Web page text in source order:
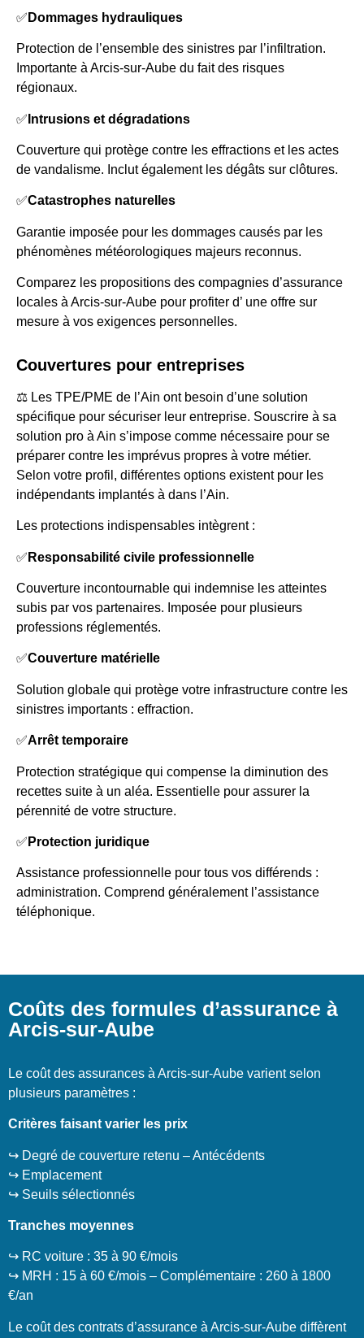
✅ Dommages hydrauliques
Protection de l’ensemble des sinistres par l’infiltration.
Importante à Arcis-sur-Aube du fait des risques
régionaux.
✅ Intrusions et dégradations
Couverture qui protège contre les effractions et les actes
de vandalisme. Inclut également les dégâts sur clôtures.
✅Catastrophes naturelles
Garantie imposée pour les dommages causés par les
phénomènes météorologiques majeurs reconnus.
Comparez les propositions des compagnies d’assurance
locales à Arcis-sur-Aube pour profiter d’ une offre sur
mesure à vos exigences personnelles.
Couvertures pour entreprises
⚖️ Les TPE/PME de l’Ain ont besoin d’une solution
spécifique pour sécuriser leur entreprise. Souscrire à sa
solution pro à Ain s’impose comme nécessaire pour se
préparer contre les imprévus propres à votre métier.
Selon votre profil, différentes options existent pour les
indépendants implantés à dans l’Ain.
Les protections indispensables intègrent :
✅ Responsabilité civile professionnelle
Couverture incontournable qui indemnise les atteintes
subis par vos partenaires. Imposée pour plusieurs
professions réglementés.
✅Couverture matérielle
Solution globale qui protège votre infrastructure contre les
sinistres importants : effraction.
✅Arrêt temporaire
Protection stratégique qui compense la diminution des
recettes suite à un aléa. Essentielle pour assurer la
pérennité de votre structure.
✅ Protection juridique
Assistance professionnelle pour tous vos différends :
administration. Comprend généralement l’assistance
téléphonique.
Coûts des formules d’assurance à
Arcis-sur-Aube
Le coût des assurances à Arcis-sur-Aube varient selon
plusieurs paramètres :
Critères faisant varier les prix
↪️ Degré de couverture retenu – Antécédents
↪️ Emplacement
↪️ Seuils sélectionnés
Tranches moyennes
↪️ RC voiture : 35 à 90 €/mois
↪️ MRH : 15 à 60 €/mois – Complémentaire : 260 à 1800
€/an
Le coût des contrats d’assurance à Arcis-sur-Aube diffèrent